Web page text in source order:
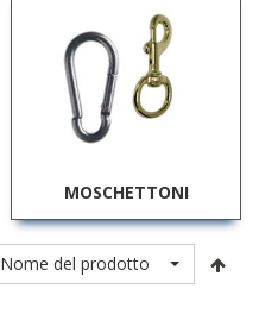
MOSCHETTONI
Nome del prodotto